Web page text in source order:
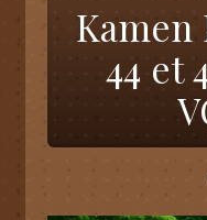
Kamen
44 et